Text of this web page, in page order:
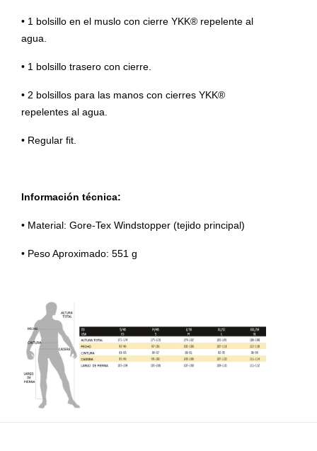
• 1 bolsillo en el muslo con cierre YKK® repelente al
agua.
• 1 bolsillo trasero con cierre.
• 2 bolsillos para las manos con cierres YKK®
repelentes al agua.
• Regular fit.
Información técnica:
• Material: Gore-Tex Windstopper (tejido principal)
• Peso Aproximado: 551 g